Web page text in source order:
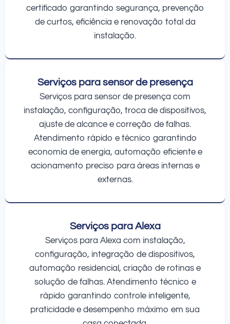
certificado garantindo segurança, prevenção
de curtos, eficiência e renovação total da
instalação.
Serviços para sensor de presença
Serviços para sensor de presença com
instalação, configuração, troca de dispositivos,
ajuste de alcance e correção de falhas.
Atendimento rápido e técnico garantindo
economia de energia, automação eficiente e
acionamento preciso para áreas internas e
externas.
Serviços para Alexa
Serviços para Alexa com instalação,
configuração, integração de dispositivos,
automação residencial, criação de rotinas e
solução de falhas. Atendimento técnico e
rápido garantindo controle inteligente,
praticidade e desempenho máximo em sua